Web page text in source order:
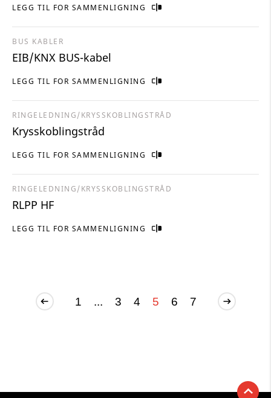
LEGG TIL FOR SAMMENLIGNING
LEGG TIL FOR SAMMENLIGNING
BUS KABLER
EIB/KNX BUS-kabel
LEGG TIL FOR SAMMENLIGNING
RINGELEDNING/KRYSSKOBLINGSTRÅD
Krysskoblingstråd
LEGG TIL FOR SAMMENLIGNING
RINGELEDNING/KRYSSKOBLINGSTRÅD
RLPP HF
1 ... 3 4 5 6 7